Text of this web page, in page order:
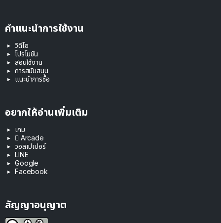
คำแนะนำการใช้งาน
วิดีโอ
โปรโมชัน
สอนใช้งาน
การสนับสนุน
แนะนำการซื้อ
อยากให้อ่านเพิ่มเติม
เกม
 Arcade
วอลเปเปอร์
LINE
Google
Facebook
สัญญาอนุญาต